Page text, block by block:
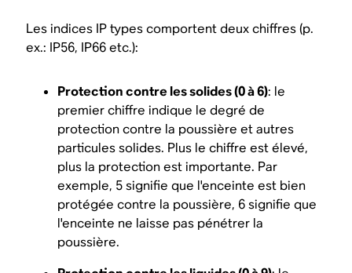
Les indices IP types comportent deux chiffres (p.
ex.: IP56, IP66 etc.):
Protection contre les solides (0 à 6): le
premier chiffre indique le degré de
protection contre la poussière et autres
particules solides. Plus le chiffre est élevé,
plus la protection est importante. Par
exemple, 5 signifie que l'enceinte est bien
protégée contre la poussière, 6 signifie que
l'enceinte ne laisse pas pénétrer la
poussière.